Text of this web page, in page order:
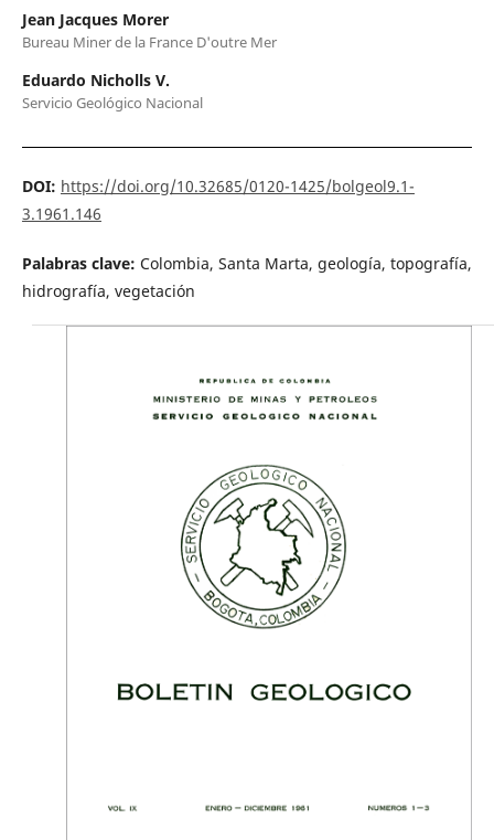
Jean Jacques Morer
Bureau Miner de la France D'outre Mer
Eduardo Nicholls V.
Servicio Geológico Nacional
DOI: https://doi.org/10.32685/0120-1425/bolgeol9.1-
3.1961.146
Palabras clave: Colombia, Santa Marta, geología, topografía,
hidrografía, vegetación